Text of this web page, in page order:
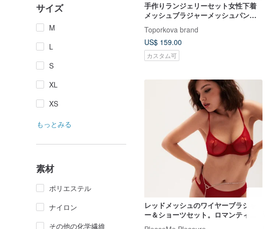
サイズ
M
L
S
XL
XS
もっとみる
素材
ポリエステル
ナイロン
その他の化学繊維
手作りランジェリーセット女性下着
メッシュブラジャーメッシュパンテ
ィー
Toporkova brand
US$ 159.00
カスタム可
レッドメッシュのワイヤーブラジャ
ー＆ショーツセット。ロマンティッ